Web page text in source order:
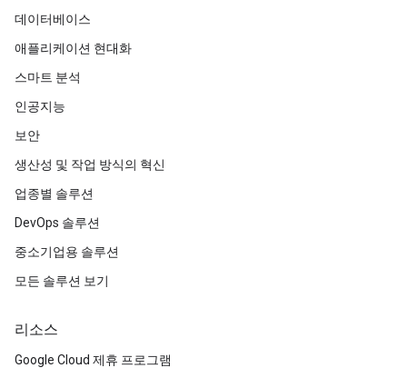
데이터베이스
애플리케이션 현대화
스마트 분석
인공지능
보안
생산성 및 작업 방식의 혁신
업종별 솔루션
DevOps 솔루션
중소기업용 솔루션
모든 솔루션 보기
리소스
Google Cloud 제휴 프로그램